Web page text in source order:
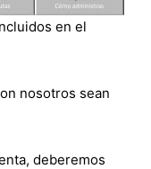
en el
nosotros sean
deberemos